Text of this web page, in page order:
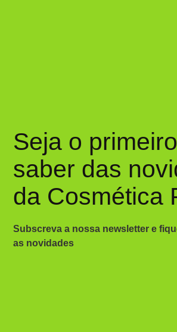
Seja o
saber das
da Cosmética
Subscreva a nossa newsletter e
as novidades